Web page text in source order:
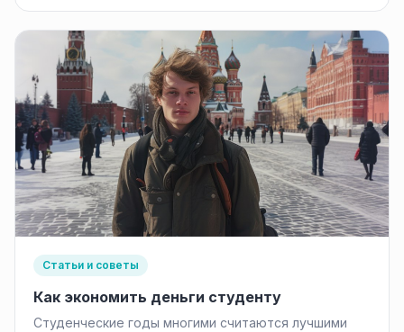
Статьи и советы
Как экономить деньги студенту
Студенческие годы многими считаются лучшими